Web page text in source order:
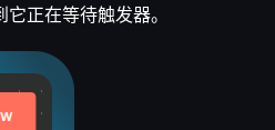
正在等待触发器。